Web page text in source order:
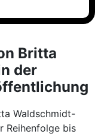
Britta
der
Waldschmidt-
Reihenfolge bis